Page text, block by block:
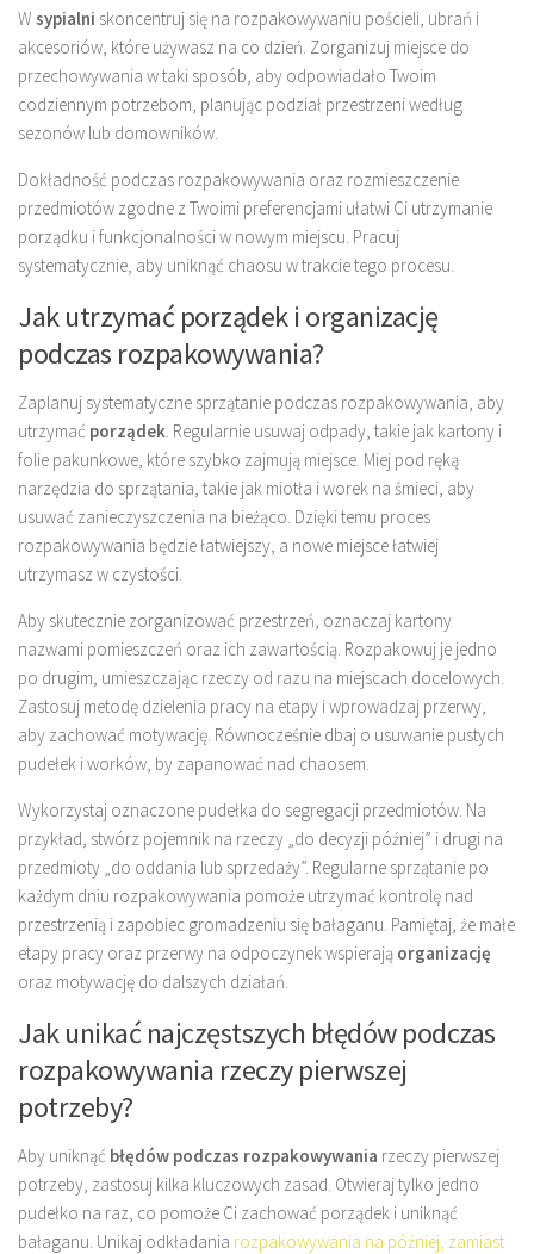
W sypialni skoncentruj się na rozpakowywaniu pościeli, ubrań i
akcesoriów, które używasz na co dzień. Zorganizuj miejsce do
przechowywania w taki sposób, aby odpowiadało Twoim
codziennym potrzebom, planując podział przestrzeni według
sezonów lub domowników.
Dokładność podczas rozpakowywania oraz rozmieszczenie
przedmiotów zgodne z Twoimi preferencjami ułatwi Ci utrzymanie
porządku i funkcjonalności w nowym miejscu. Pracuj
systematycznie, aby uniknąć chaosu w trakcie tego procesu.
Jak utrzymać porządek i organizację
podczas rozpakowywania?
Zaplanuj systematyczne sprzątanie podczas rozpakowywania, aby
utrzymać porządek . Regularnie usuwaj odpady, takie jak kartony i
folie pakunkowe, które szybko zajmują miejsce. Miej pod ręką
narzędzia do sprzątania, takie jak miotła i worek na śmieci, aby
usuwać zanieczyszczenia na bieżąco. Dzięki temu proces
rozpakowywania będzie łatwiejszy, a nowe miejsce łatwiej
utrzymasz w czystości.
Aby skutecznie zorganizować przestrzeń, oznaczaj kartony
nazwami pomieszczeń oraz ich zawartością. Rozpakowuj je jedno
po drugim, umieszczając rzeczy od razu na miejscach docelowych.
Zastosuj metodę dzielenia pracy na etapy i wprowadzaj przerwy,
aby zachować motywację. Równocześnie dbaj o usuwanie pustych
pudełek i worków, by zapanować nad chaosem.
Wykorzystaj oznaczone pudełka do segregacji przedmiotów. Na
przykład, stwórz pojemnik na rzeczy „do decyzji później” i drugi na
przedmioty „do oddania lub sprzedaży”. Regularne sprzątanie po
każdym dniu rozpakowywania pomoże utrzymać kontrolę nad
przestrzenią i zapobiec gromadzeniu się bałaganu. Pamiętaj, że małe
etapy pracy oraz przerwy na odpoczynek wspierają organizację
oraz motywację do dalszych działań.
Jak unikać najczęstszych błędów podczas
rozpakowywania rzeczy pierwszej
potrzeby?
Aby uniknąć błędów podczas rozpakowywania rzeczy pierwszej
potrzeby, zastosuj kilka kluczowych zasad. Otwieraj tylko jedno
pudełko na raz, co pomoże Ci zachować porządek i uniknąć
bałaganu. Unikaj odkładania rozpakowywania na później, zamiast